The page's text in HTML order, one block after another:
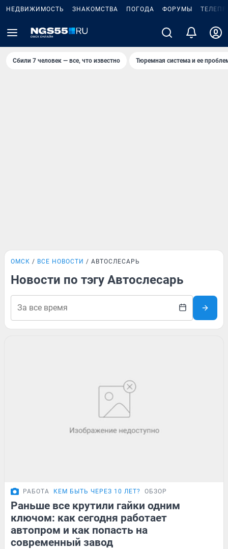
НЕДВИЖИМОСТЬ ЗНАКОМСТВА ПОГОДА ФОРУМЫ
Сбили 7 человек — все, что известно Тюремная система и ее
ОМСК ВСЕ НОВОСТИ АВТОСЛЕСАРЬ
Новости по тэгу Автослесарь
РАБОТА КЕМ БЫТЬ ЧЕРЕЗ 10 ЛЕТ? ОБЗОР
Раньше все крутили гайки одним
ключом: как сегодня работает
автопром и как попасть на
современный завод